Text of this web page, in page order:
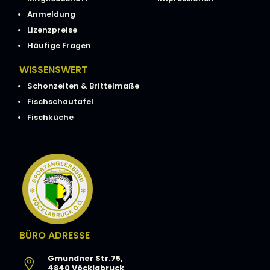
Naturschutzabteilung des Landes
O.Ö. Ab sofort kann an dieser Stelle
der Fischerei wieder ganzjährig
Anmeldung
Lizenzpreise
Häufige Fragen
WISSENSWERT
Schonzeiten & Brittelmaße
Fischschautafel
Fischküche
BÜRO ADRESSE

Gmundner Str.75,